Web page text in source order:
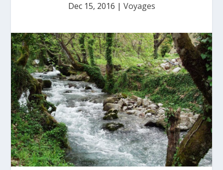
Dec 15, 2016 | Voyages